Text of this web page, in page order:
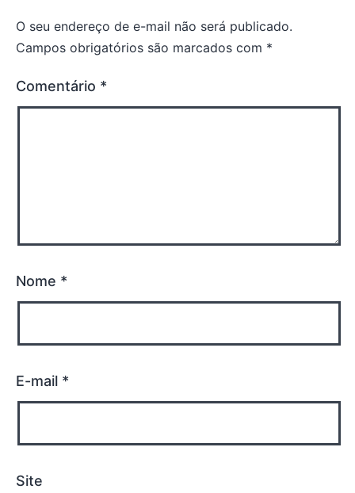
O seu endereço de e-mail não será publicado.
Campos obrigatórios são marcados com *
Comentário *
Nome *
E-mail *
Site